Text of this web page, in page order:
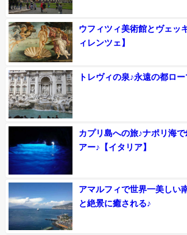
ウフィツィ美術館とヴェッ
ィレンツェ】
トレヴィの泉♪永遠の都ロ
カプリ島への旅♪ナポリ海
アー♪【イタリア】
アマルフィで世界一美しい
と絶景に癒される♪